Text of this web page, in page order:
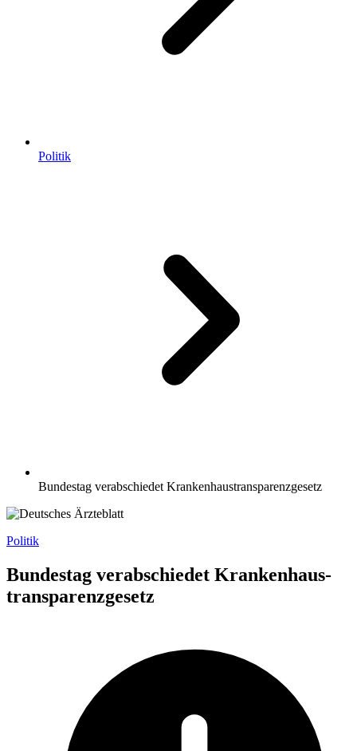
Politik
Bundestag verabschiedet Krankenhaus­transparenzgesetz
Politik
Bundestag verabschiedet Krankenhaus­
transparenzgesetz